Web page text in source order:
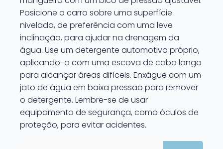
Posicione o carro sobre uma superfície
nivelada, de preferência com uma leve
inclinação, para ajudar na drenagem da
água. Use um detergente automotivo próprio,
aplicando-o com uma escova de cabo longo
para alcançar áreas difíceis. Enxágue com um
jato de água em baixa pressão para remover
o detergente. Lembre-se de usar
equipamento de segurança, como óculos de
proteção, para evitar acidentes.